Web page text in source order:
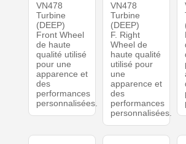
VN478
Turbine
(DEEP)
Front Wheel
de haute
qualité utilisé
pour une
apparence et
des
performances
personnalisées.
VN478
Turbine
(DEEP)
F. Right
Wheel de
haute qualité
utilisé pour
une
apparence et
des
performances
personnalisées.